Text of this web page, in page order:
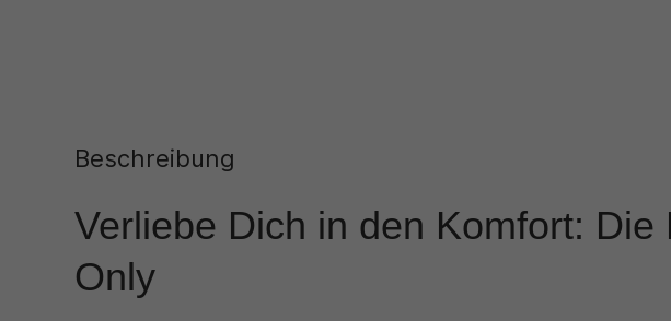
Beschreibung
Verliebe Dich in den Komfort:
Only